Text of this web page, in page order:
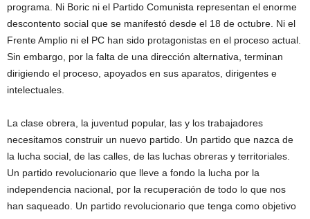
programa. Ni Boric ni el Partido Comunista representan el enorme
descontento social que se manifestó desde el 18 de octubre. Ni el
Frente Amplio ni el PC han sido protagonistas en el proceso actual.
Sin embargo, por la falta de una dirección alternativa, terminan
dirigiendo el proceso, apoyados en sus aparatos, dirigentes e
intelectuales.
La clase obrera, la juventud popular, las y los trabajadores
necesitamos construir un nuevo partido. Un partido que nazca de
la lucha social, de las calles, de las luchas obreras y territoriales.
Un partido revolucionario que lleve a fondo la lucha por la
independencia nacional, por la recuperación de todo lo que nos
han saqueado. Un partido revolucionario que tenga como objetivo